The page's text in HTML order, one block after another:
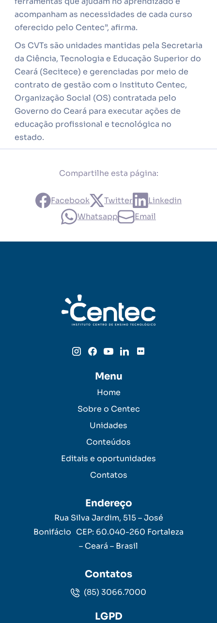
acompanham as necessidades de cada curso
oferecido pelo Centec”, afirma.
Os CVTs são unidades mantidas pela Secretaria
da Ciência, Tecnologia e Educação Superior do
Ceará (Secitece) e gerenciadas por meio de
contrato de gestão com o Instituto Centec,
Organização Social (OS) contratada pelo
Governo do Ceará para executar ações de
educação profissional e tecnológica no
estado.
Compartilhe esta página:
Facebook Twitter
Linkedin
Whatsapp
Email
Menu
Home
Sobre o Centec
Unidades
Conteúdos
Editais e oportunidades
Contatos
Endereço
Rua Silva Jardim, 515 – José
Bonifácio CEP: 60.040-260 Fortaleza
– Ceará – Brasil
Contatos
(85) 3066.7000
LGPD